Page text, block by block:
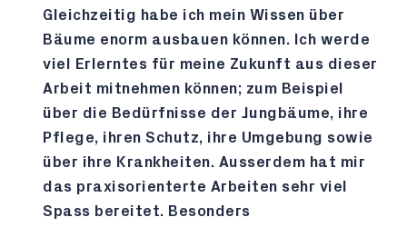
Gleichzeitig habe ich mein Wissen über
Bäume enorm ausbauen können. Ich werde
viel Erlerntes für meine Zukunft aus dieser
Arbeit mitnehmen können; zum Beispiel
über die Bedürfnisse der Jungbäume, ihre
Pflege, ihren Schutz, ihre Umgebung sowie
über ihre Krankheiten. Ausserdem hat mir
das praxisorienterte Arbeiten sehr viel
Spass bereitet. Besonders